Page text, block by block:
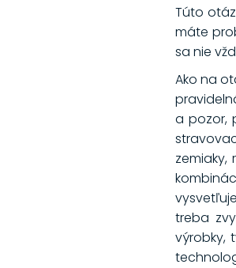
Túto
máte
sa nie
Ako na
a pozor,
treba
výrobky,